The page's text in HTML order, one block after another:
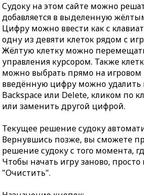
Судоку на этом сайте можно
добавляется в выделенную
Цифру можно ввести как с
одну из девяти клеток рядом с
Жёлтую клетку можно
управления курсором. Также
можно выбрать прямо на игровом
введённую цифру можно
Backspace или Delete, кликом по
или заменить другой цифрой.
Текущее решение судоку
Вернувшись позже, вы сможете
решение судоку с того момента,
Чтобы начать игру заново,
"Очистить".